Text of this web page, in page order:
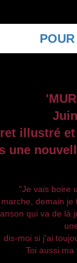
illustré
une
"Je vais boire
demain je
qui va de là
dis-moi si j'ai
Toi aussi